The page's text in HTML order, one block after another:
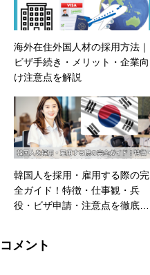
海外在住外国人材の採用方法｜
ビザ手続き・メリット・企業向
け注意点を解説
韓国人を採用・雇用する際の完
全ガイド！特徴・仕事観・兵
役・ビザ申請・注意点を徹底解
コメント